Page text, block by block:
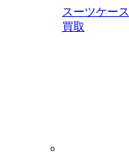
スーツケース
買取